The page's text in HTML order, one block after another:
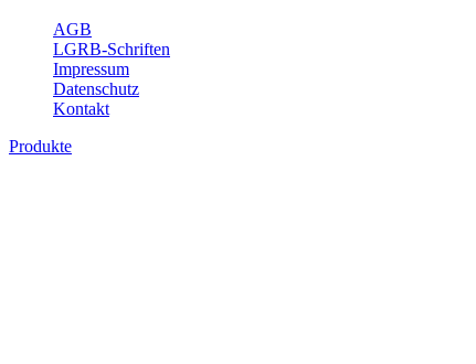
AGB
LGRB-Schriften
Impressum
Datenschutz
Kontakt
Produkte